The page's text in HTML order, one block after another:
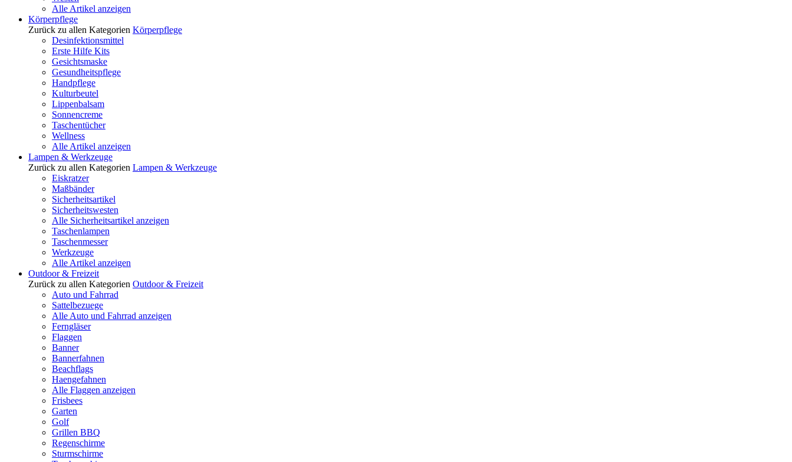
Alle Artikel anzeigen
Körperpflege
Zurück zu allen Kategorien Körperpflege
Desinfektionsmittel
Erste Hilfe Kits
Gesichtsmaske
Gesundheitspflege
Handpflege
Kulturbeutel
Lippenbalsam
Sonnencreme
Taschentücher
Wellness
Alle Artikel anzeigen
Lampen & Werkzeuge
Zurück zu allen Kategorien Lampen & Werkzeuge
Eiskratzer
Maßbänder
Sicherheitsartikel
Sicherheitswesten
Alle Sicherheitsartikel anzeigen
Taschenlampen
Taschenmesser
Werkzeuge
Alle Artikel anzeigen
Outdoor & Freizeit
Zurück zu allen Kategorien Outdoor & Freizeit
Auto und Fahrrad
Sattelbezuege
Alle Auto und Fahrrad anzeigen
Ferngläser
Flaggen
Banner
Bannerfahnen
Beachflags
Haengefahnen
Alle Flaggen anzeigen
Frisbees
Garten
Golf
Grillen BBQ
Regenschirme
Sturmschirme